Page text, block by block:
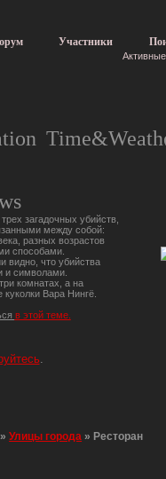
Участники
загадочных убийств,
между собой:
разных возрастов
способами.
видно, что убийства
и символами.
комнатах, а на
Вара Нингё.
в этой теме.
.
»Улицы города » Ресторан